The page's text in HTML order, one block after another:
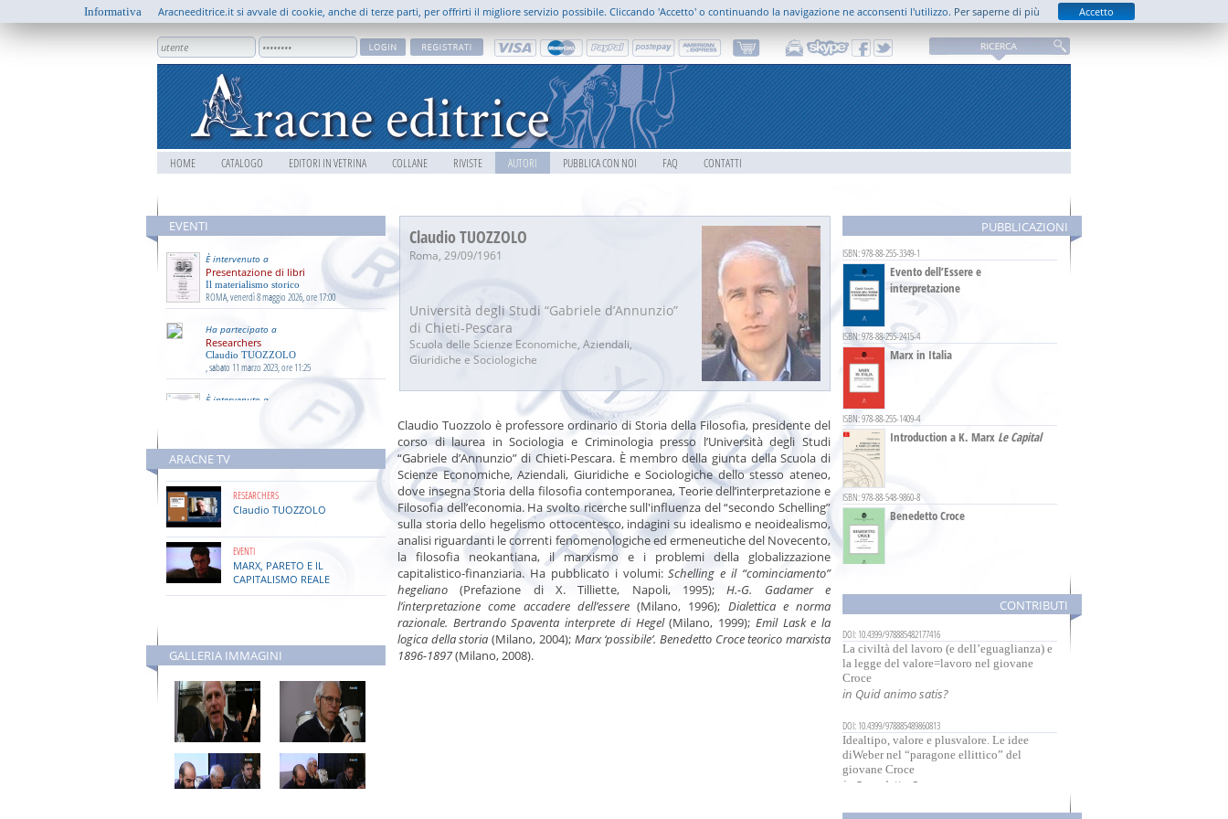
HOME CATALOGO EDITORI IN VETRINA COLLANE RIVISTE AUTORI PUBBLICA CON NOI FAQ
CONTATTI
EVENTI
È intervenuto a
Presentazione di libri
Il materialismo storico
ROMA, venerdì 8 maggio 2026, ore 17:00
Ha partecipato a
Researchers
Claudio TUOZZOLO
, sabato 11 marzo 2023, ore 11:25
È intervenuto a
È intervenuto a
Presentazione di libri
Marx in Italia
, mercoledì 27 maggio 2020, ore 15:00
È intervenuto a
Convegno
Homo Globalis
ROMA, venerdì 12 aprile 2019 - sabato 13 aprile 2019
ROMA, martedì 18 dicembre 2018, ore 19:00 - 21:00
Ha partecipato a
Presentazione di libri
Benedetto Croce
ROMA, venerdì 10 novembre 2017, ore 16:00 - 18:00
È intervenuto a
Benedetto Croce
CHIETI SCALO, giovedì 25 maggio 2017, ore 10:00 -
12:00
ARACNE TV
RESEARCHERS
Claudio TUOZZOLO
EVENTI
MARX, PARETO E IL
CAPITALISMO REALE
GALLERIA IMMAGINI
Claudio TUOZZOLO
Roma, 29/09/1961
Università degli Studi “Gabriele d’Annunzio”
di Chieti-Pescara
Scuola delle Scienze Economiche, Aziendali,
Giuridiche e Sociologiche
Claudio Tuozzolo è professore ordinario di Storia della Filosofia, presidente del
corso di laurea in Sociologia e Criminologia presso l’Università degli Studi
“Gabriele d’Annunzio” di Chieti-Pescara. È membro della giunta della Scuola di
Scienze Economiche, Aziendali, Giuridiche e Sociologiche dello stesso ateneo,
dove insegna Storia della filosofia contemporanea, Teorie dell’interpretazione e
Filosofia dell’economia. Ha svolto ricerche sull'influenza del “secondo Schelling”
sulla storia dello hegelismo ottocentesco, indagini su idealismo e neoidealismo,
analisi riguardanti le correnti fenomenologiche ed ermeneutiche del Novecento,
la filosofia neokantiana, il marxismo e i problemi della globalizzazione
capitalistico-finanziaria. Ha pubblicato i volumi:Schelling e il “cominciamento”
hegeliano (Prefazione di X. Tilliette, Napoli, 1995);H.-G. Gadamer e
l’interpretazione come accadere dell’essere(Milano, 1996); Dialettica e norma
razionale. Bertrando Spaventa interprete di Hegel(Milano, 1999); Emil Lask e la
logica della storia (Milano, 2004); Marx ‘possibile’. Benedetto Croce teorico marxista
1896-1897(Milano, 2008).
PUBBLICAZIONI
ISBN: 978-88-255-3349-1
Evento dell’Essere e
interpretazione
ISBN: 978-88-255-2415-4
Marx in Italia
ISBN: 978-88-255-1409-4
Introduction a K. Marx Le Capital
ISBN: 978-88-548-9860-8
Benedetto Croce
Quid animo satis? CONTRIBUTI
DOI: 10.4399/978885482177416
La civiltà del lavoro (e dell’eguaglianza) e
la legge del valore=lavoro nel giovane
Croce
in Quid animo satis?
DOI: 10.4399/978885489860813
Idealtipo, valore e plusvalore. Le idee
diWeber nel “paragone ellittico” del
giovane Croce
in Benedetto Croce
Informativa Aracneeditrice.it si avvale di cookie, anche di terze parti, per offrirti il migliore servizio possibile. Cliccando 'Accetto' o continuando la navigazione ne acconsenti l'utilizzo. Per saperne di più Accetto